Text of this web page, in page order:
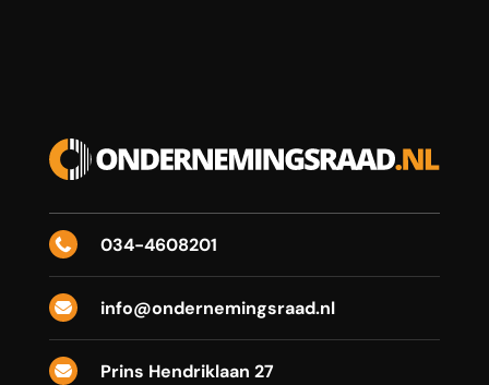
 034-4608201
 info@ondernemingsraad.nl

Prins Hendriklaan 27